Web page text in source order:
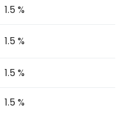
1.5 %
1.5 %
1.5 %
1.5 %